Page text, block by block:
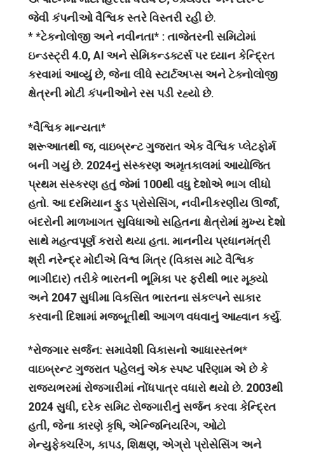
જેવી કંપનીઓ વૈશ્વિક સ્તરે વિસ્તરી રહી છે.
* *ટેકનોલોજી અને નવીનતા* : તાજેતરની સમિટોમાં
ઇન્ડસ્ટ્રી 4.0, AI અને સેમિકન્ડક્ટર્સ પર ધ્યાન કેન્દ્રિત
કરવામાં આવ્યું છે, જેના લીધે સ્ટાર્ટઅપ્સ અને ટેક્નોલોજી
ક્ષેત્રની મોટી કંપનીઓને રસ પડી રહ્યો છે.
*વૈશ્વિક માન્યતા*
શરૂઆતથી જ, વાઇબ્રન્ટ ગુજરાત એક વૈશ્વિક પ્લેટફોર્મ
બની ગયું છે. 2024નું સંસ્કરણ અમૃતકાલમાં આયોજિત
પ્રથમ સંસ્કરણ હતું જેમાં 100થી વધુ દેશોએ ભાગ લીધો
હતો. આ દરમિયાન ફુડ પ્રોસેસિંગ, નવીનીકરણીય ઊર્જા,
બંદરોની માળખાગત સુવિધાઓ સહિતના ક્ષેત્રોમાં મુખ્ય દેશો
સાથે મહત્વપૂર્ણ કરારો થયા હતા. માનનીય પ્રધાનમંત્રી
શ્રી નરેન્દ્ર મોદીએ વિશ્વ મિત્ર (વિકાસ માટે વૈશ્વિક
ભાગીદાર) તરીકે ભારતની ભૂમિકા પર ફરીથી ભાર મૂક્યો
અને 2047 સુધીમા વિકસિત ભારતના સંકલ્પને સાકાર
કરવાની દિશામાં મજબૂતીથી આગળ વધવાનું આહ્વાન કર્યુ.
*રોજગાર સર્જન: સમાવેશી વિકાસનો આધારસ્તંભ*
વાઇબ્રન્ટ ગુજરાત પહેલનું એક સ્પષ્ટ પરિણામ એ છે કે
રાજ્યભરમાં રોજગારીમાં નોંધપાત્ર વધારો થયો છે. 2003થી
2024 સુધી, દરેક સમિટ રોજગારીનું સર્જન કરવા કેન્દ્રિત
હતી, જેના કારણે કૃષિ, એન્જિનિયરિંગ, ઓટો
મેન્યુફેક્ચરિંગ, કાપડ, શિક્ષણ, એગ્રો પ્રોસેસિંગ અને